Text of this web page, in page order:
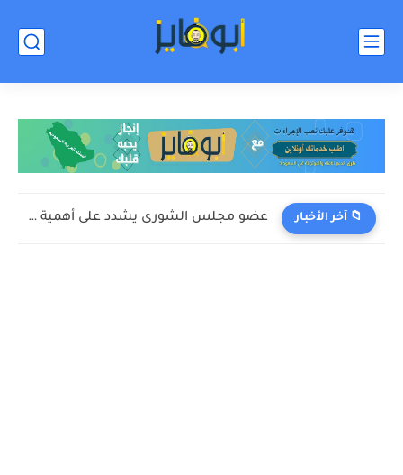
📁 آخر الأخبار عضو مجلس الشورى يشدد على أهمية دعم الهيئة العامة للإحصاء